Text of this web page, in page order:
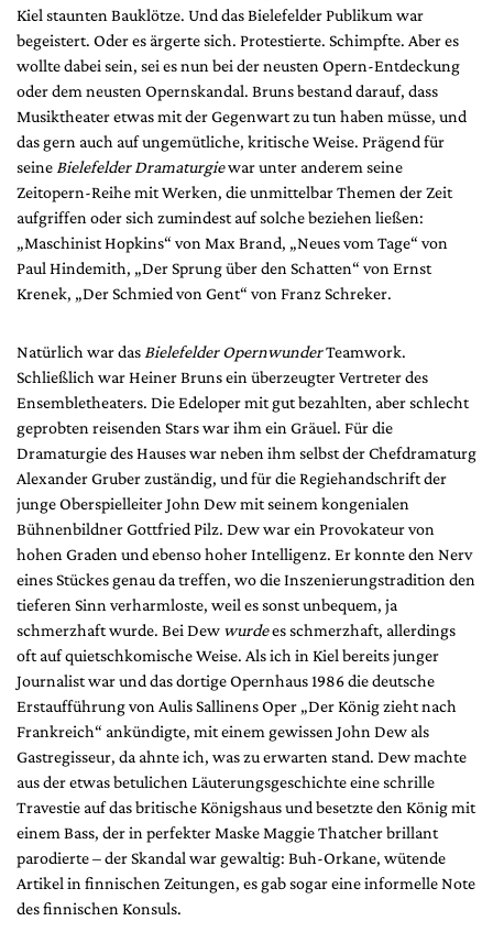
Kiel staunten Bauklötze. Und das Bielefelder Publikum war
begeistert. Oder es ärgerte sich. Protestierte. Schimpfte. Aber es
wollte dabei sein, sei es nun bei der neusten Opern-Entdeckung
oder dem neusten Opernskandal. Bruns bestand darauf, dass
Musiktheater etwas mit der Gegenwart zu tun haben müsse, und
das gern auch auf ungemütliche, kritische Weise. Prägend für
seine Bielefelder Dramaturgiewar unter anderem seine
Zeitopern-Reihe mit Werken, die unmittelbar Themen der Zeit
aufgriffen oder sich zumindest auf solche beziehen ließen:
„Maschinist Hopkins“ von Max Brand, „Neues vom Tage“ von
Paul Hindemith, „Der Sprung über den Schatten“ von Ernst
Krenek, „Der Schmied von Gent“ von Franz Schreker.
Natürlich war das Bielefelder OpernwunderTeamwork.
Schließlich war Heiner Bruns ein überzeugter Vertreter des
Ensembletheaters. Die Edeloper mit gut bezahlten, aber schlecht
geprobten reisenden Stars war ihm ein Gräuel. Für die
Dramaturgie des Hauses war neben ihm selbst der Chefdramaturg
Alexander Gruber zuständig, und für die Regiehandschrift der
junge Oberspielleiter John Dew mit seinem kongenialen
Bühnenbildner Gottfried Pilz. Dew war ein Provokateur von
hohen Graden und ebenso hoher Intelligenz. Er konnte den Nerv
eines Stückes genau da treffen, wo die Inszenierungstradition den
tieferen Sinn verharmloste, weil es sonst unbequem, ja
schmerzhaft wurde. Bei Dew wurdees schmerzhaft, allerdings
oft auf quietschkomische Weise. Als ich in Kiel bereits junger
Journalist war und das dortige Opernhaus 1986 die deutsche
Erstaufführung von Aulis Sallinens Oper „Der König zieht nach
Frankreich“ ankündigte, mit einem gewissen John Dew als
Gastregisseur, da ahnte ich, was zu erwarten stand. Dew machte
aus der etwas betulichen Läuterungsgeschichte eine schrille
Travestie auf das britische Königshaus und besetzte den König mit
einem Bass, der in perfekter Maske Maggie Thatcher brillant
parodierte – der Skandal war gewaltig: Buh-Orkane, wütende
Artikel in finnischen Zeitungen, es gab sogar eine informelle Note
des finnischen Konsuls.